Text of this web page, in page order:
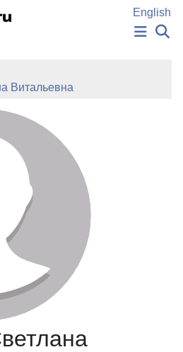
English
ИЗДАНИЯ
РУКОПИСЬ
ЗНАНИЙ
СЛОВА
Витальевна